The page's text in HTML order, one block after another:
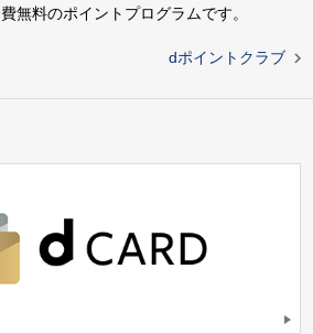
無料のポイントプログラムです。
dポイントクラブ 